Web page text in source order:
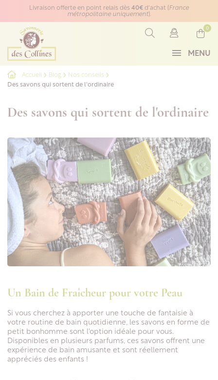
Panneau de gestion des cookies
Livraison offerte en point relais dès 40€ d'achat (France
métropolitaine uniquement).
MENU
0
Accueil Blog
Nos conseils
Des savons qui sortent de l'ordinaire
Des savons qui sortent de l'ordinaire
Un Bain de Fraîcheur pour votre Peau
Si vous cherchez à apporter une touche de fantaisie à
votre routine de bain quotidienne, les savons en forme de
petit bonhomme sont l'option idéale pour vous.
Disponibles en plusieurs parfums, ces savons offrent une
expérience de bain amusante et sont réellement
appréciés des enfants !